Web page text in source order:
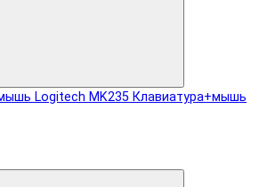
Клавиатура+мышь